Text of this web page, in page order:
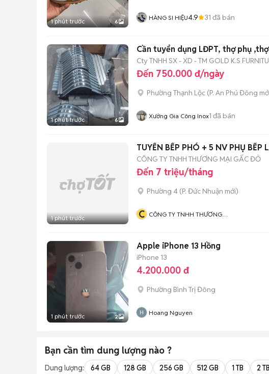
1 phút trước 6 HÀNG SI HIỆU4.9 31 đã bán
1 phút trước 6
Cần tuyển dụng LĐPT, thợ phụ
Cty TNHH SX - XD - TM GOLD K.S
Đến 750.000 đ/ngày
Phường Thạnh Lộc (P. An Phú Đông
Xưởng Gia Công Inox1 đã bán
1 phút trước
TUYỂN BẾP PHÓ + 5 NV PHỤ BẾP
CÔNG TY TNHH THƯƠNG MẠI GẤC ĐỎ
Đến 7 triệu/tháng
Phường 4 (P. Đức Nhuận mới)
C CÔNG TY TNHH THƯƠNG
1 phút trước 2
Apple iPhone 13 Hồng
iPhone 13
4.200.000 đ
Phường Bình Trị Đông
Hoang Nguyen
Bạn cần tìm dung lượng nào ?
Dung lượng: 64 GB 128 GB 256 GB 512 GB 1 TB 2 TB